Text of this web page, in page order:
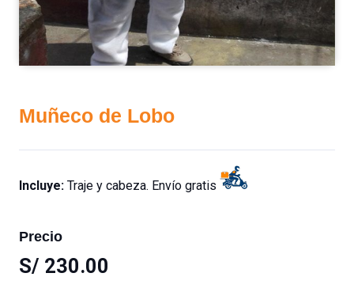
Muñeco de Lobo
Incluye: Traje y cabeza. Envío gratis
Precio
S/ 230.00